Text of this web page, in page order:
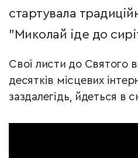
стартувала
"Миколай іде до
Свої листи до Святого
десятків місцевих
заздалегідь, йдеться в